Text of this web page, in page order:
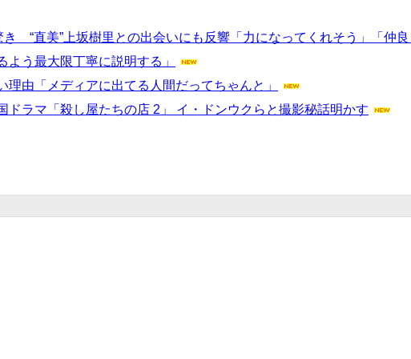
き “直美”上坂樹里との出会いにも反響「力になってくれそう」「仲良
う最大限丁寧に説明する」
由「メディアに出てる人間だってちゃんと」
ドラマ「殺し屋たちの店 2」 イ・ドンウクらと撮影秘話明かす